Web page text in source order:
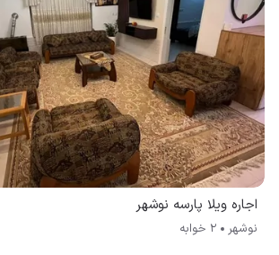
اجاره ویلا پارسه نوشهر
نوشهر 2 خوابه